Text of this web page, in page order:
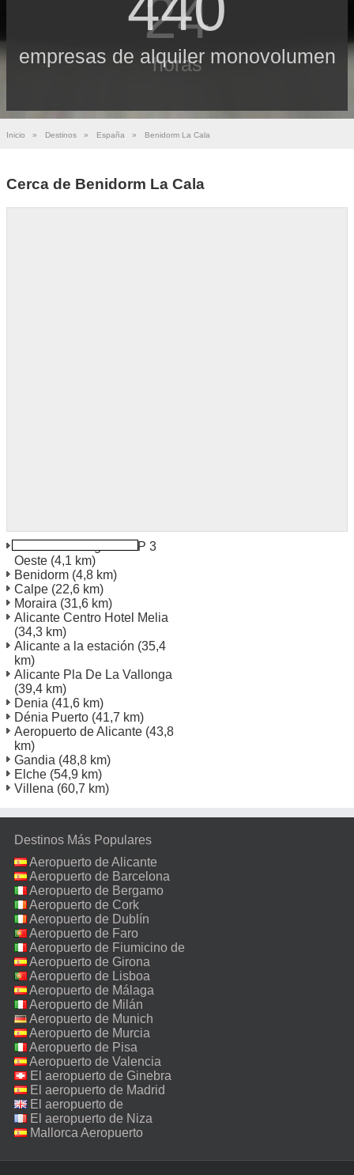
empresas de alquiler monovolumen
24
horas
Inicio » Destinos » España » Benidorm La Cala
Cerca de Benidorm La Cala
Benidorm Polígono P P 3
Oeste (4,1 km)
Benidorm (4,8 km)
Calpe (22,6 km)
Moraira (31,6 km)
Alicante Centro Hotel Melia
(34,3 km)
Alicante a la estación (35,4
km)
Alicante Pla De La Vallonga
(39,4 km)
Denia (41,6 km)
Dénia Puerto (41,7 km)
Aeropuerto de Alicante (43,8
km)
Gandia (48,8 km)
Elche (54,9 km)
Villena (60,7 km)
Destinos Más Populares
Aeropuerto de Alicante
Aeropuerto de Barcelona
Aeropuerto de Bergamo
Aeropuerto de Cork
Aeropuerto de Dublín
Aeropuerto de Faro
Aeropuerto de Fiumicino de
Roma
Aeropuerto de Girona
Aeropuerto de Lisboa
Aeropuerto de Málaga
Aeropuerto de Milán
Malpensa
Aeropuerto de Munich
Aeropuerto de Murcia
Aeropuerto de Pisa
Aeropuerto de Valencia
El aeropuerto de Ginebra
El aeropuerto de Madrid
El aeropuerto de
Manchester
El aeropuerto de Niza
Mallorca Aeropuerto